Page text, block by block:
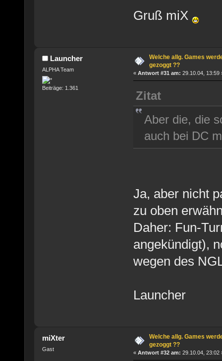
Gruß miX
Launcher
ALPHA Team
Beiträge: 1.361
Welche allg. Games
gezoggt ??
« Antwort #31 am: 29.10.04, 13:59
Zitat
Aber die, die
auch bei DC
Ja, aber nicht
zu oben
Daher: Fun-
angekündigt),
wegen des
Launcher
miXter
Gast
Welche allg. Games
gezoggt ??
« Antwort #32 am: 29.10.04, 23:02